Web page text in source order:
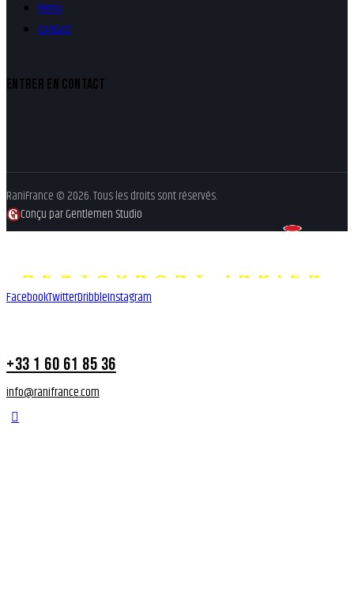
Menu
Contact
ENTRER EN CONTACT
RaniFrance © 2026. Tous les droits sont réservés.
Conçu par Gentlemen Studio
FacebookTwitterDribbleInstagram
+33 1 60 61 85 36
info@ranifrance.com